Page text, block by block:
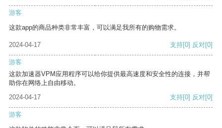
游客
这款app的商品种类非常丰富，可以满足我所有的购物需求。
2024-04-17 支持[0] 反对[0]
游客
这款加速器VPM应用程序可以给你提供最高速度和安全性的连接，并帮
助你在网络上自由移动。
2024-04-17
支持[0] 反对[0]
游客